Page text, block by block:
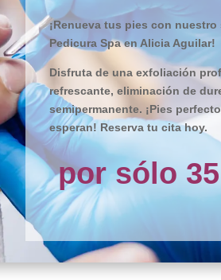
¡Renueva tus pies con
Pedicura Spa en Alicia Aguilar!
Disfruta de una exfoliación
refrescante, eliminación de
semipermanente. ¡Pies
esperan! Reserva tu cita hoy.
por sólo